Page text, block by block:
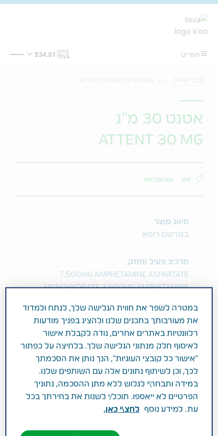
אטנט 30 מ"ג
ATTENT 30 MG
אחר במרשם רופא
סיווג מוצר
במרשם רופא
מרכיב פעיל וחוזק
7.500MG AMPHETAMINE ASPARTATE
MONOHYDRATE 7.500MG AMPHETAMINE
SACCHARATE 7.500MG
DEXTROAMPHETAMINE SULFATE
תחום טיפול
פעילות רפואית
במטרה לשפר את חווית הגלישה שלך, לנתח ולמדוד
את מעורבותך בתכנים שלנו ולהציג בפניך מודעות
רלוונטיות באתרים אחרים, נודה לקבלת אישור
לאיסוף חלק מנתוני הגלישה שלך. בלחיצה על כפתור
"אישור כל קובצי העוגיות", הנך נותן את הסכמתך
לכך, וכן לשיתוף נתונים אלה עם השותפים שלנו.
במידה ותבחר\י לגלוש ללא מתן ההסכמה, נתוניך
הפרטיים לא ייאספו. תוכל/י לשנות את בחירתך בכל
עת. למידע נוסף
לחצ\י כאן.